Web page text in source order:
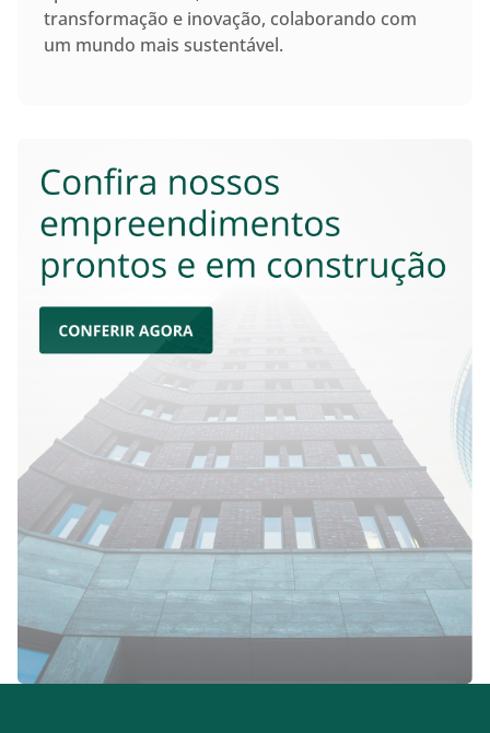
transformação e inovação, colaborando com
um mundo mais sustentável.